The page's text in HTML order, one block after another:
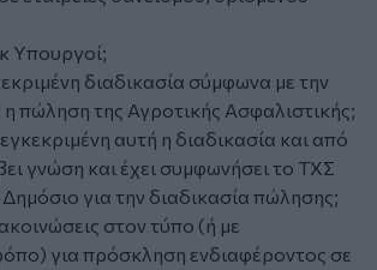
Υπουργοί;
διαδικασία σύμφωνα με την
πώληση της Αγροτικής Ασφαλιστικής;
εγκεκριμένη αυτή η διαδικασία και από
γνώση και έχει συμφωνήσει το ΤΧΣ
Δημόσιο για την διαδικασία πώλησης;
στον τύπο (ή με
για πρόσκληση ενδιαφέροντος σε